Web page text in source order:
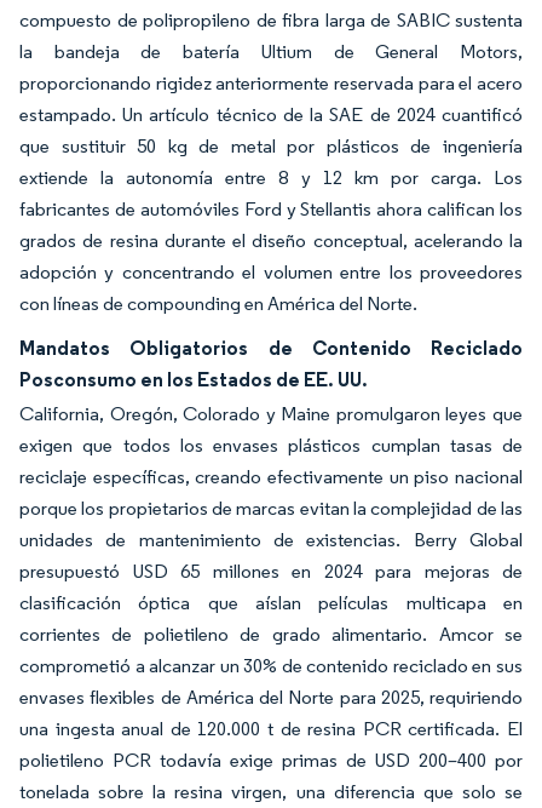
compuesto de polipropileno de fibra larga de SABIC sustenta
la bandeja de batería Ultium de General Motors,
proporcionando rigidez anteriormente reservada para el acero
estampado. Un artículo técnico de la SAE de 2024 cuantificó
que sustituir 50 kg de metal por plásticos de ingeniería
extiende la autonomía entre 8 y 12 km por carga. Los
fabricantes de automóviles Ford y Stellantis ahora califican los
grados de resina durante el diseño conceptual, acelerando la
adopción y concentrando el volumen entre los proveedores
con líneas de compounding en América del Norte.
Mandatos Obligatorios de Contenido Reciclado
Posconsumo en los Estados de EE. UU.
California, Oregón, Colorado y Maine promulgaron leyes que
exigen que todos los envases plásticos cumplan tasas de
reciclaje específicas, creando efectivamente un piso nacional
porque los propietarios de marcas evitan la complejidad de las
unidades de mantenimiento de existencias. Berry Global
presupuestó USD 65 millones en 2024 para mejoras de
clasificación óptica que aíslan películas multicapa en
corrientes de polietileno de grado alimentario. Amcor se
comprometió a alcanzar un 30% de contenido reciclado en sus
envases flexibles de América del Norte para 2025, requiriendo
una ingesta anual de 120.000 t de resina PCR certificada. El
polietileno PCR todavía exige primas de USD 200–400 por
tonelada sobre la resina virgen, una diferencia que solo se